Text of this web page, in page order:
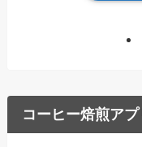
コーヒー焙煎ア